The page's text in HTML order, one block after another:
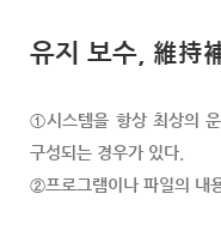
유지 보수, 維持
①시스템을 항상 최상의
구성되는 경우가 있다.
②프로그램이나 파일의 내